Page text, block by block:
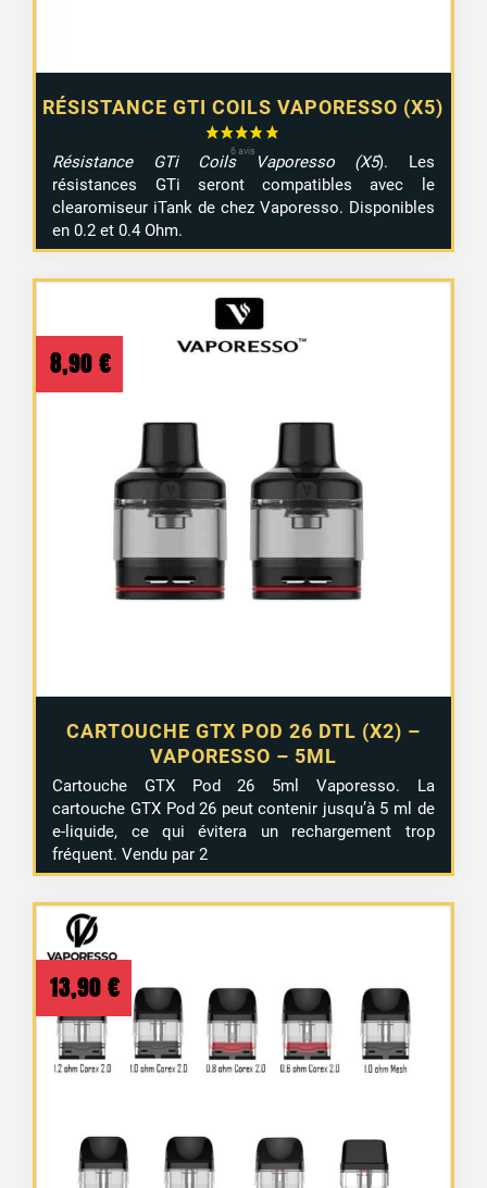
5 avis
RÉSISTANCE GTI COILS VAPORESSO (X5)
Résistance GTi Coils Vaporesso (X5). Les
résistances GTi seront compatibles avec le
clearomiseur iTank de chez Vaporesso. Disponibles
en 0.2 et 0.4 Ohm.
CARTOUCHE GTX POD 26 DTL (X2) –
VAPORESSO – 5ML
8,90 €
Cartouche GTX Pod 26 5ml Vaporesso. La
cartouche GTX Pod 26 peut contenir jusqu’à 5 ml de
e-liquide, ce qui évitera un rechargement trop
fréquent. Vendu par 2
13,90 €